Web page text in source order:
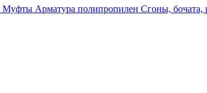
Муфты Арматура полипропилен Сгоны, бочата,